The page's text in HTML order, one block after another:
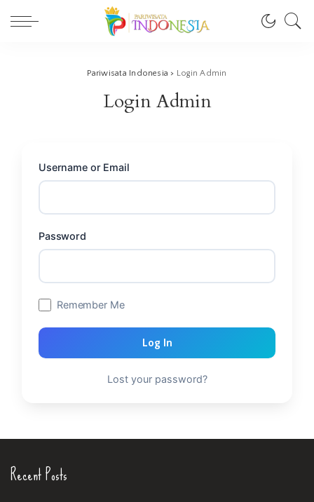
Pariwisata Indonesia > Login Admin
Login Admin
Username or Email
Password
Remember Me
Log In
Lost your password?
Recent Posts